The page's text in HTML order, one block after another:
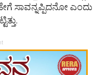
ಸಾವನ್ನಪ್ಪಿದನೋ ಎಂದು